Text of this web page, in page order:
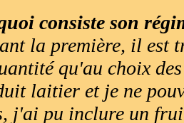
consiste son
la première, il est
qu'au choix
laitier et je ne
j'ai pu inclure un